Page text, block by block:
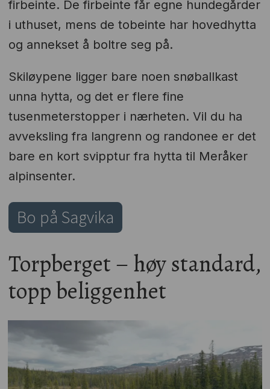
firbeinte. De firbeinte får egne hundegårder
i uthuset, mens de tobeinte har hovedhytta
og annekset å boltre seg på.
Skiløypene ligger bare noen snøballkast
unna hytta, og det er flere fine
tusenmeterstopper i nærheten. Vil du ha
avveksling fra langrenn og randonee er det
bare en kort svipptur fra hytta til Meråker
alpinsenter.
Bo på Sagvika
Torpberget – høy standard,
topp beliggenhet